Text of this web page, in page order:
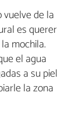
vuelve de la
es querer
mochila.
el agua
a su piel
la zona